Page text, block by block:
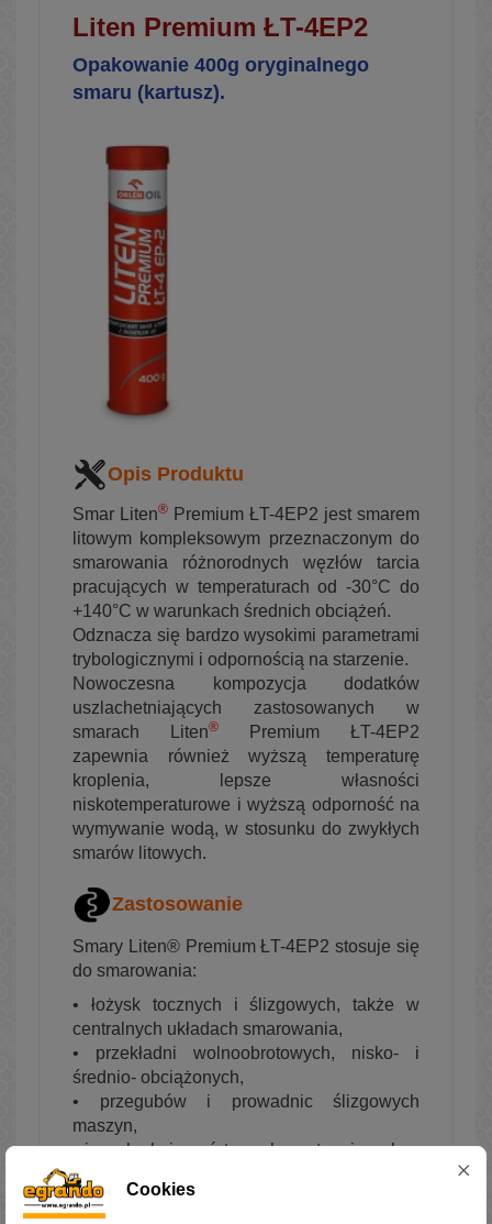
Liten Premium ŁT-4EP2
Opakowanie 400g oryginalnego
smaru (kartusz).
Opis Produktu
Smar Liten® Premium ŁT-4EP2 jest smarem
litowym kompleksowym przeznaczonym do
smarowania różnorodnych węzłów tarcia
pracujących w temperaturach od -30°C do
+140°C w warunkach średnich obciążeń.
Odznacza się bardzo wysokimi parametrami
trybologicznymi i odpornością na starzenie.
Nowoczesna kompozycja dodatków
uszlachetniających zastosowanych w
smarach Liten®
Premium ŁT-4EP2
zapewnia również wyższą temperaturę
kroplenia, lepsze własności
niskotemperaturowe i wyższą odporność na
wymywanie wodą, w stosunku do zwykłych
smarów litowych.
Zastosowanie
Smary Liten® Premium ŁT-4EP2 stosuje się
do smarowania:
• łożysk tocznych i ślizgowych, także w
centralnych układach smarowania,
• przekładni wolnoobrotowych, nisko- i
średnio- obciążonych,
• przegubów i prowadnic ślizgowych
maszyn,
• innych skojarzeń trących występujących w
zastosowaniach przemysłowych,
• również jako wielofunkcyjny smar
Cookies